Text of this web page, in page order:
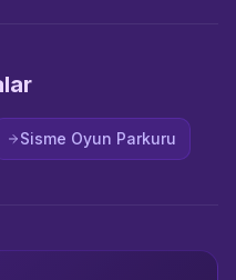
Sisme Oyun Parkuru